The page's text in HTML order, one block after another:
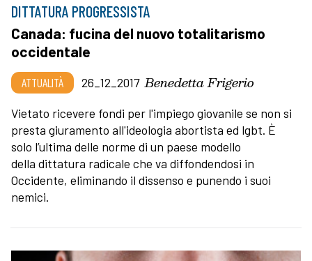
DITTATURA PROGRESSISTA
Canada: fucina del nuovo totalitarismo
occidentale
ATTUALITÀ 26_12_2017 Benedetta Frigerio
Vietato ricevere fondi per l'impiego giovanile se non si
presta giuramento all'ideologia abortista ed lgbt. È
solo l’ultima delle norme di un paese modello
della dittatura radicale che va diffondendosi in
Occidente, eliminando il dissenso e punendo i suoi
nemici.